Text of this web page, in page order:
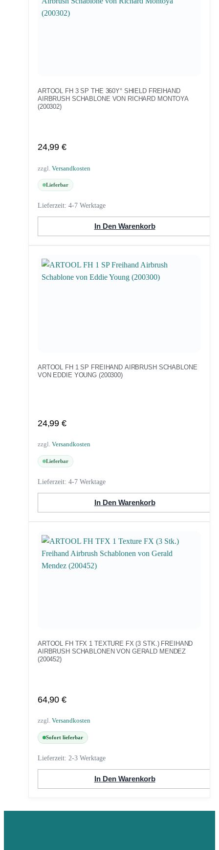
ARTOOL FH 3 SP THE 360Y° SHIELD FREIHAND
AIRBRUSH SCHABLONE VON RICHARD MONTOYA
(200302)
24,99 €
zzgl. Versandkosten
Lieferbar
Lieferzeit: 4-7 Werktage
In Den Warenkorb
ARTOOL FH 1 SP FREIHAND AIRBRUSH SCHABLONE
VON EDDIE YOUNG (200300)
24,99 €
zzgl. Versandkosten
Lieferbar
Lieferzeit: 4-7 Werktage
In Den Warenkorb
ARTOOL FH TFX 1 TEXTURE FX (3 STK.) FREIHAND
AIRBRUSH SCHABLONEN VON GERALD MENDEZ
(200452)
64,90 €
zzgl. Versandkosten
Sofort lieferbar
Lieferzeit: 2-3 Werktage
In Den Warenkorb